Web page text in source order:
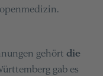
gehört die
gab es